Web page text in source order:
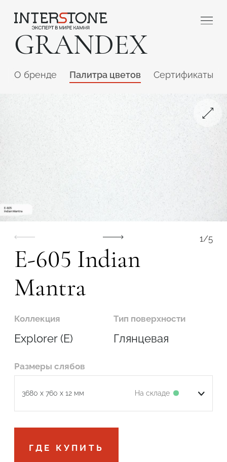
GRANDEX
O бренде Палитра цветов Сертификаты
1/5
E-605 Indian
Mantra
Коллекция
Explorer (E)
Тип поверхности
Глянцевая
Размеры слябов
3680 x 760 x 12 мм На складе
ГДЕ КУПИТЬ
Ваша сфера деятельности
Обработчик Дизайнер
Подтвердите, что вы не робот
ОТПРАВИТЬ ЗАЯВКУ